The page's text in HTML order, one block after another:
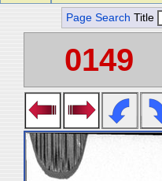
Page Search Title
0149